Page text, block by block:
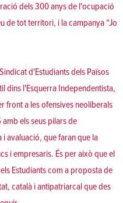
dels 300 anys de l'ocupació
de tot territori, i la campanya “Jo
d'Estudiants dels Països
dins l'Esquerra Independentista,
front a les ofensives neoliberals
els seus pilars de
avaluació, que faran que la
i empresaris. És per això que el
Estudiants com a proposta de
català i antipatriarcal que des